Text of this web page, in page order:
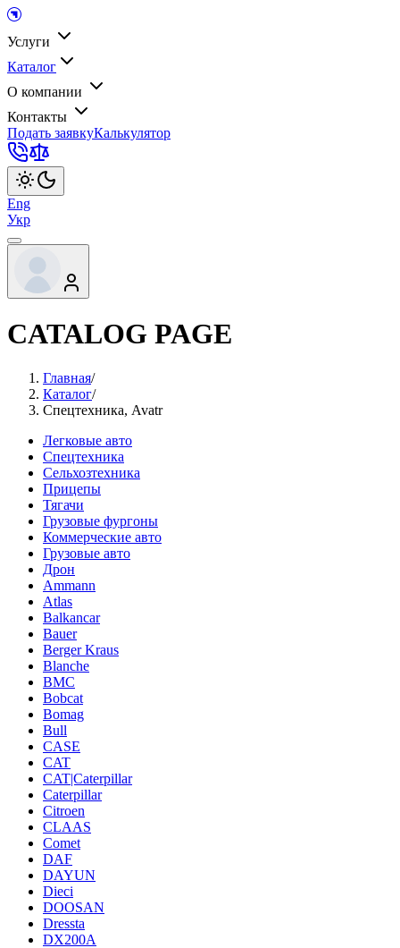
Услуги
Каталог
О компании
Контакты
Подать заявкуКалькулятор
Eng
Укр
CATALOG PAGE
Главная/
Каталог/
Спецтехника, Avatr
Легковые авто
Спецтехника
Сельхозтехника
Прицепы
Тягачи
Грузовые фургоны
Коммерческие авто
Грузовые авто
Дрон
Ammann
Atlas
Balkancar
Bauer
Berger Kraus
Blanche
BMC
Bobcat
Bomag
Bull
CASE
CAT
CAT|Caterpillar
Caterpillar
Citroen
CLAAS
Comet
DAF
DAYUN
Dieci
DOOSAN
Dressta
DX200A